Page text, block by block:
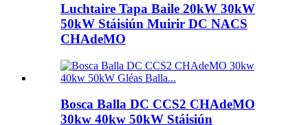
Luchtaire Tapa Baile 20kW 30kW
50kW Stáisiún Muirir DC NACS
CHAdeMO
Bosca Balla DC CCS2 CHAdeMO
30kw 40kw 50kW Stáisiún